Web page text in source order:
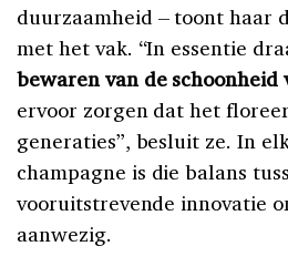
duurzaamheid – toont haar
met het vak. “In essentie
bewaren van de schoonheid
ervoor zorgen dat het
generaties”, besluit ze. In
champagne is die balans
vooruitstrevende innovatie
aanwezig.